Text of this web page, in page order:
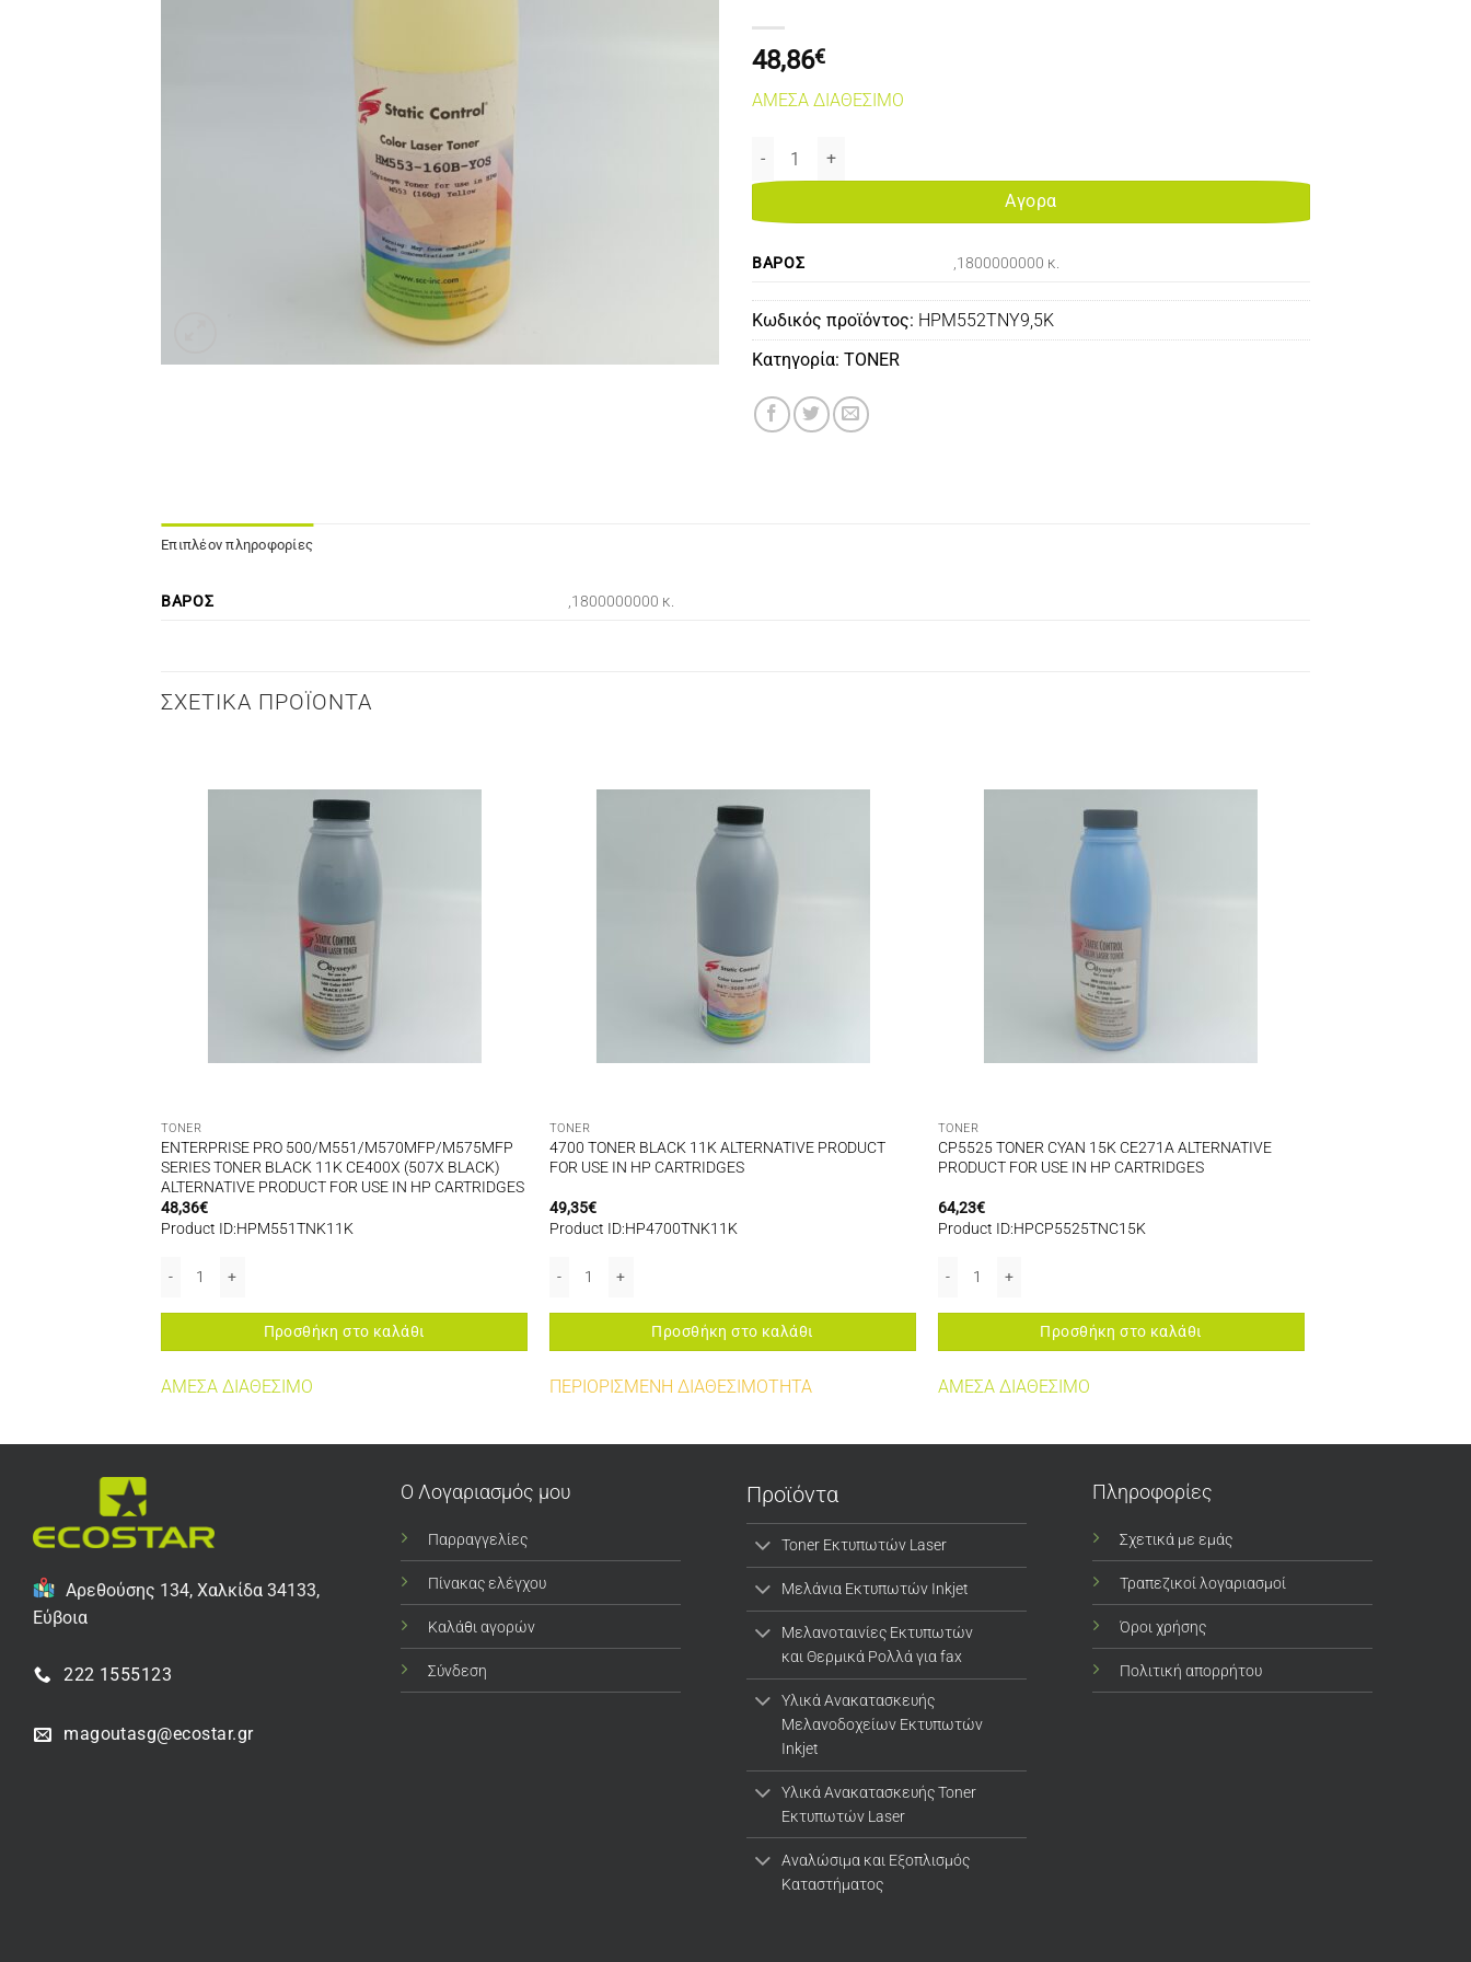
48,86€
ΑΜΕΣΑ ΔΙΑΘΕΣΙΜΟ
COLOR LASERJET ENTERPIZE M552/M553/M557 MFP TONER YELLOW 9,5K (160gr) CF362X (HP 508X
Αγορα
ΒΆΡΟΣ ,1800000000 κ.
Κωδικός προϊόντος: HPM552TNY9,5K
Κατηγορία: TONER
Επιπλέον πληροφορίες
ΒΆΡΟΣ ,1800000000 κ.
ΣΧΕΤΙΚΆ ΠΡΟΪΌΝΤΑ
TONER
ENTERPRISE PRO 500/M551/M570MFP/M575MFP
SERIES TONER BLACK 11K CE400X (507X BLACK)
ALTERNATIVE PRODUCT FOR USE IN HP CARTRIDGES
48,36€
Product ID:HPM551TNK11K
Προσθήκη στο καλάθι
ΑΜΕΣΑ ΔΙΑΘΕΣΙΜΟ
TONER
4700 TONER BLACK 11K ALTERNATIVE PRODUCT
FOR USE IN HP CARTRIDGES
49,35€
Product ID:HP4700TNK11K
Προσθήκη στο καλάθι
ΠΕΡΙΟΡΙΣΜΕΝΗ ΔΙΑΘΕΣΙΜΟΤΗΤΑ
TONER
CP5525 TONER CYAN 15K CE271A ALTERNATIVE
PRODUCT FOR USE IN HP CARTRIDGES
64,23€
Product ID:HPCP5525TNC15K
Προσθήκη στο καλάθι
ΑΜΕΣΑ ΔΙΑΘΕΣΙΜΟ
Αρεθούσης 134, Χαλκίδα 34133,
Εύβοια
222 1555123
magoutasg@ecostar.gr
Ο Λογαριασμός μου
Παρραγγελίες
Πίνακας ελέγχου
Καλάθι αγορών
Σύνδεση
Προϊόντα
Toner Εκτυπωτών Laser
Μελάνια Εκτυπωτών Inkjet
Μελανοταινίες Εκτυπωτών
και Θερμικά Ρολλά για fax
Υλικά Ανακατασκευής
Μελανοδοχείων Εκτυπωτών
Inkjet
Υλικά Ανακατασκευής Toner
Εκτυπωτών Laser
Αναλώσιμα και Εξοπλισμός
Καταστήματος
Πληροφορίες
Σχετικά με εμάς
Τραπεζικοί λογαριασμοί
Όροι χρήσης
Πολιτική απορρήτου